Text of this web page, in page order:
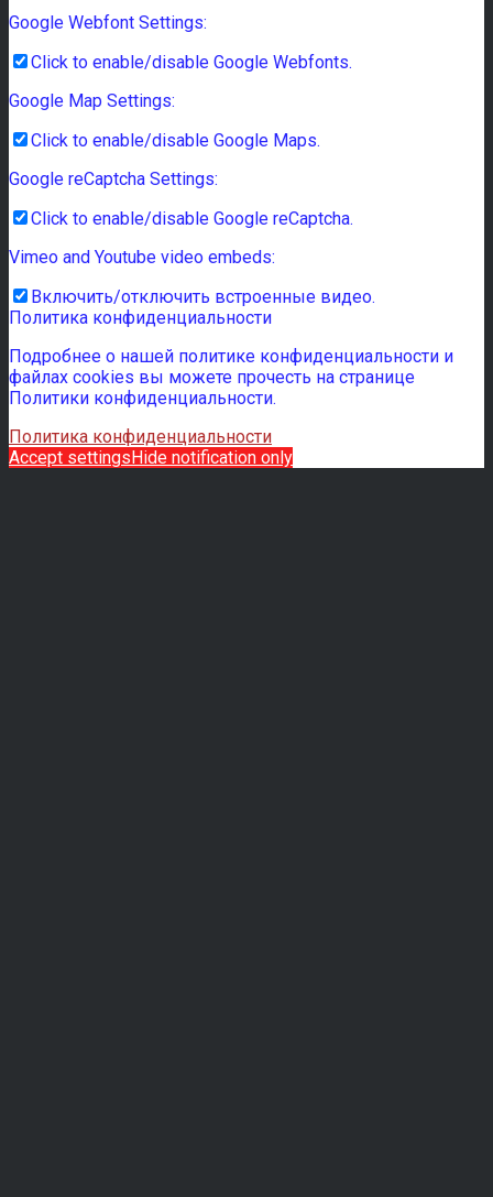
Google Webfont Settings:
Click to enable/disable Google Webfonts.
Google Map Settings:
Click to enable/disable Google Maps.
Google reCaptcha Settings:
Click to enable/disable Google reCaptcha.
Vimeo and Youtube video embeds:
Включить/отключить встроенные видео.
Политика конфиденциальности
Подробнее о нашей политике конфиденциальности и
файлах cookies вы можете прочесть на странице
Политики конфиденциальности.
Политика конфиденциальности
Accept settings Hide notification only